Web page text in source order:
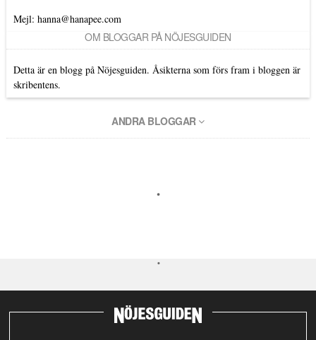
Mejl: hanna@hanapee.com
OM BLOGGAR PÅ NÖJESGUIDEN
Detta är en blogg på Nöjesguiden. Åsikterna som förs fram i bloggen är
skribentens.
ANDRA BLOGGAR